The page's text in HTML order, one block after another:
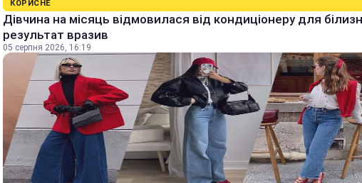
КОРИСНЕ
Дівчина на місяць відмовилася від кондиціонеру для
результат вразив
05 серпня 2026, 16:19